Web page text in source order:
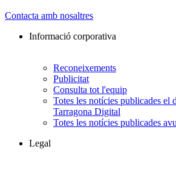
Contacta amb nosaltres
Informació corporativa
Reconeixements
Publicitat
Consulta tot l'equip
Totes les notícies publicades el
Tarragona Digital
Totes les notícies publicades
Legal